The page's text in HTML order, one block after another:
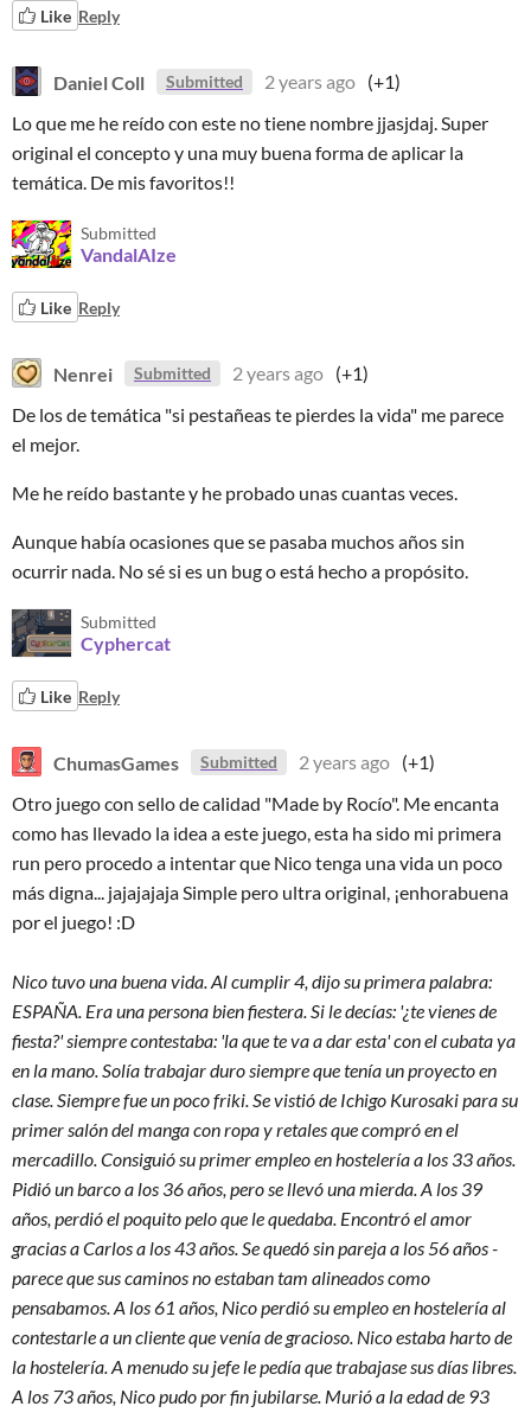
Like Reply
Daniel Coll Submitted 2 years ago (+1)
Lo que me he reído con este no tiene nombre jjasjdaj. Super
original el concepto y una muy buena forma de aplicar la
temática. De mis favoritos!!
Submitted
VandalAIze
Like Reply
Nenrei Submitted 2 years ago (+1)
De los de temática "si pestañeas te pierdes la vida" me parece
el mejor.
Me he reído bastante y he probado unas cuantas veces.
Aunque había ocasiones que se pasaba muchos años sin
ocurrir nada. No sé si es un bug o está hecho a propósito.
Submitted
Cyphercat
Like Reply
ChumasGames Submitted 2 years ago (+1)
Otro juego con sello de calidad "Made by Rocío". Me encanta
como has llevado la idea a este juego, esta ha sido mi primera
run pero procedo a intentar que Nico tenga una vida un poco
más digna... jajajajaja Simple pero ultra original, ¡enhorabuena
por el juego! :D
Nico tuvo una buena vida. Al cumplir 4, dijo su primera palabra:
ESPAÑA. Era una persona bien fiestera. Si le decías: '¿te vienes de
fiesta?' siempre contestaba: 'la que te va a dar esta' con el cubata ya
en la mano. Solía trabajar duro siempre que tenía un proyecto en
clase. Siempre fue un poco friki. Se vistió de Ichigo Kurosaki para su
primer salón del manga con ropa y retales que compró en el
mercadillo. Consiguió su primer empleo en hostelería a los 33 años.
Pidió un barco a los 36 años, pero se llevó una mierda. A los 39
años, perdió el poquito pelo que le quedaba. Encontró el amor
gracias a Carlos a los 43 años. Se quedó sin pareja a los 56 años -
parece que sus caminos no estaban tam alineados como
pensabamos. A los 61 años, Nico perdió su empleo en hostelería al
contestarle a un cliente que venía de gracioso. Nico estaba harto de
la hostelería. A menudo su jefe le pedía que trabajase sus días libres.
A los 73 años, Nico pudo por fin jubilarse. Murió a la edad de 93